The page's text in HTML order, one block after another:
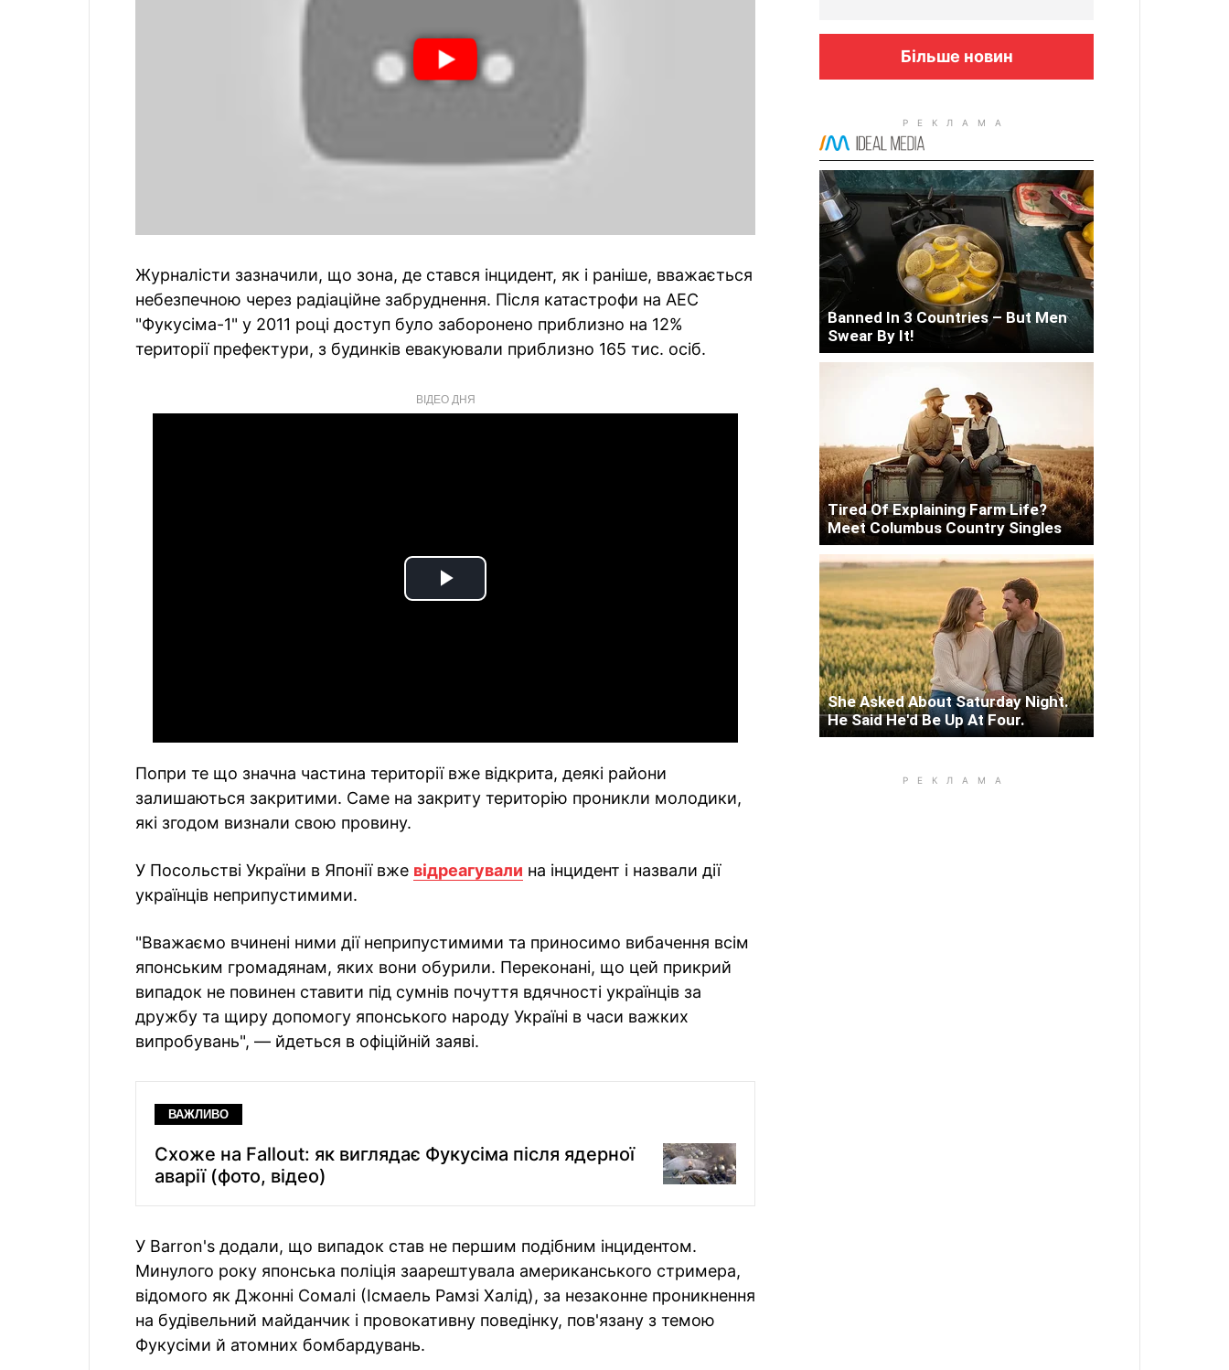
Журналісти зазначили, що зона, де стався інцидент, як і раніше, вважається
небезпечною через радіаційне забруднення. Після катастрофи на АЕС
"Фукусіма-1" у 2011 році доступ було заборонено приблизно на 12%
території префектури, з будинків евакуювали приблизно 165 тис. осіб.
ВІДЕО ДНЯ
Play
Попри те що значна частина території вже відкрита, деякі райони
залишаються закритими. Саме на закриту територію проникли молодики,
які згодом визнали свою провину.
У Посольстві України в Японії вже відреагували на інцидент і назвали дії
українців неприпустимими.
"Вважаємо вчинені ними дії неприпустимими та приносимо вибачення всім
японським громадянам, яких вони обурили. Переконані, що цей прикрий
випадок не повинен ставити під сумнів почуття вдячності українців за
дружбу та щиру допомогу японського народу Україні в часи важких
випробувань", — йдеться в офіційній заяві.
ВАЖЛИВО
Схоже на Fallout: як виглядає Фукусіма після ядерної
аварії (фото, відео)
У Barron's додали, що випадок став не першим подібним інцидентом.
Минулого року японська поліція заарештувала американського стримера,
відомого як Джонні Сомалі (Ісмаель Рамзі Халід), за незаконне проникнення
на будівельний майданчик і провокативну поведінку, пов'язану з темою
Фукусіми й атомних бомбардувань.
Більше новин
Patients Are Quietly Using This
Liver Fix
Banned In 3 Countries – But Men
Swear By It!
Tired Of Explaining Farm Life?
Meet Columbus Country Singles
She Asked About Saturday Night.
He Said He'd Be Up At Four.